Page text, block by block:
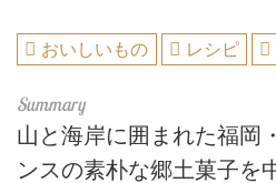
おいしいもの レシピ
山と海岸に囲まれた福岡
ンスの素朴な郷土菓子を